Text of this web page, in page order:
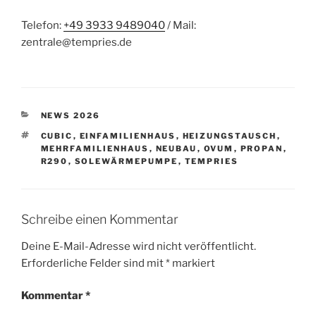
Telefon: +49 3933 9489040/ Mail:
zentrale@tempries.de
KATEGORIEN
NEWS 2026
SCHLAGWÖRTER
CUBIC , EINFAMILIENHAUS , HEIZUNGSTAUSCH ,
MEHRFAMILIENHAUS , NEUBAU , OVUM , PROPAN ,
R290 , SOLEWÄRMEPUMPE , TEMPRIES
Schreibe einen Kommentar
Deine E-Mail-Adresse wird nicht veröffentlicht.
Erforderliche Felder sind mit* markiert
Kommentar*